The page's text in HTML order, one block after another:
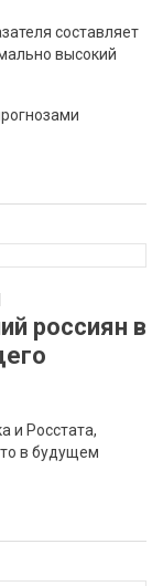
составляет
высокий
россиян в
и Росстата,
в будущем